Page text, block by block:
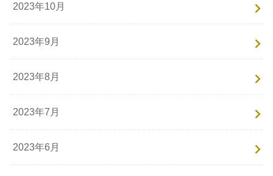
2023年10月
2023年9月
2023年8月
2023年7月
2023年6月